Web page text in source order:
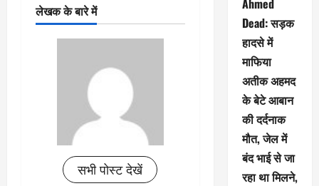
लेखक के बारे में
सभी पोस्ट देखें
Ahmed
Dead: सड़क
हादसे में
माफिया
अतीक अहमद
के बेटे आबान
की दर्दनाक
मौत, जेल में
बंद भाई से जा
रहा था मिलने,